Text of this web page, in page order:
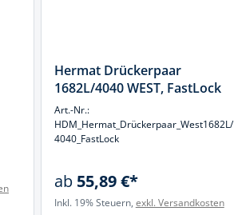
Hermat Drückerpaar
1682L/4040 WEST, FastLock
Art.-Nr.:
HDM_Hermat_Drückerpaar_West1682L/
4040_FastLock
ab 55,89 €*
Inkl. 19% Steuern, exkl. Versandkosten